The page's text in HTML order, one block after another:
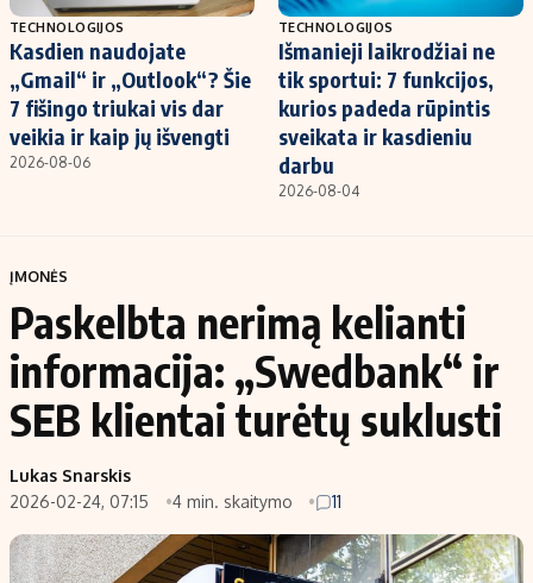
TECHNOLOGIJOS
Kasdien naudojate
„Gmail“ ir „Outlook“? Šie
7 fišingo triukai vis dar
veikia ir kaip jų išvengti
2026-08-06
TECHNOLOGIJOS
Išmanieji laikrodžiai ne
tik sportui: 7 funkcijos,
kurios padeda rūpintis
sveikata ir kasdieniu
darbu
2026-08-04
ĮMONĖS
Paskelbta nerimą kelianti
informacija: „Swedbank“ ir
SEB klientai turėtų suklusti
Lukas Snarskis
2026-02-24, 07:15
4 min. skaitymo 11